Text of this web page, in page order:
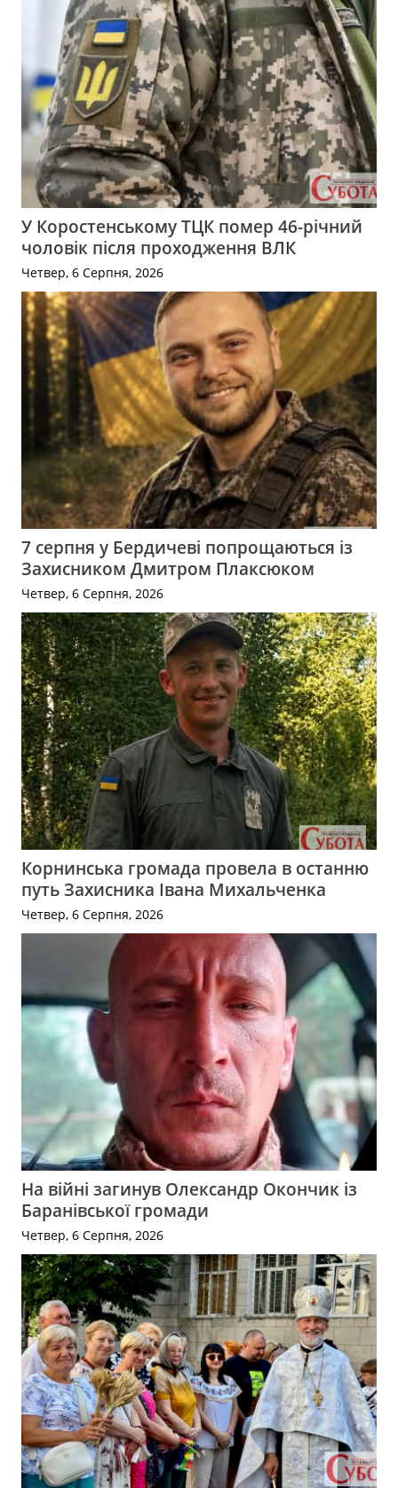
У Коростенському ТЦК помер 46-річний
чоловік після проходження ВЛК
Четвер, 6 Серпня, 2026
7 серпня у Бердичеві попрощаються із
Захисником Дмитром Плаксюком
Четвер, 6 Серпня, 2026
Корнинська громада провела в останню
путь Захисника Івана Михальченка
Четвер, 6 Серпня, 2026
На війні загинув Олександр Окончик із
Баранівської громади
Четвер, 6 Серпня, 2026